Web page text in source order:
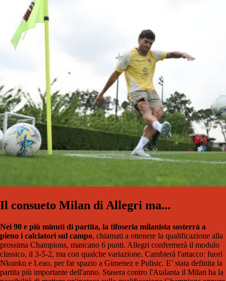
Il consueto Milan di Allegri ma...
Nei 90 e più minuti di partita, la tifoseria milanista sosterrà a
pieno i calciatori sul campo, chiamati a ottenere la qualificazione alla
prossima Champions, mancano 6 punti. Allegri confermerà il modulo
classico, il 3-5-2, ma con qualche variazione. Cambierà l'attacco: fuori
Nkunku e Leao, per far spazio a Gimenez e Pulisic. E’ stata definita la
partita più importante dell'anno. Stasera contro l'Atalanta il Milan ha la